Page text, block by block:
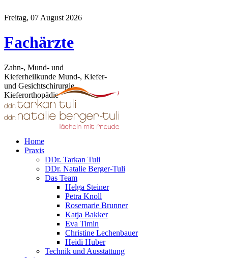
Freitag, 07 August 2026
Fachärzte
Zahn-, Mund- und
Kieferheilkunde Mund-, Kiefer-
und Gesichtschirurgie
Kieferorthopädie
Home
Praxis
DDr. Tarkan Tuli
DDr. Natalie Berger-Tuli
Das Team
Helga Steiner
Petra Knoll
Rosemarie Brunner
Katja Bakker
Eva Timin
Christine Lechenbauer
Heidi Huber
Technik und Ausstattung